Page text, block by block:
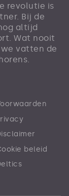
revolutie is
Bij de
altijd
Wat nooit
we vatten de
beleid